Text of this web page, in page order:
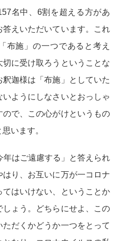
名中、6割を超える方があ
答えいただいています。これ
布施」の一つであると考え
に受け取ろうということな
迦様は「布施」としていた
ようにしなさいとおっしゃ
ので、この心がけというもの
います。
年はご遠慮する」と答えられ
り、お互いに万が一コロナ
はいけない、ということか
しょう。どちらにせよ、この
だくかどうか一つをとって